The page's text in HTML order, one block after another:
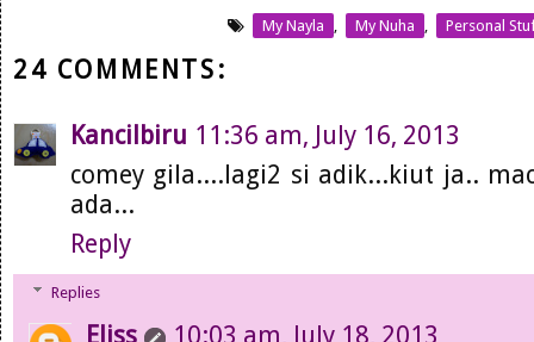
My Nayla My Nuha Personal
24 COMMENTS:
Kancilbiru 11:36 am, July 16, 2013
comey gila....lagi2 si adik...kiut ja..
ada...
Reply
Replies
Eliss
10:03 am, July 18, 2013